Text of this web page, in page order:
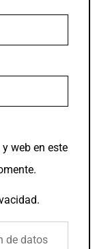
web en este
.
de datos